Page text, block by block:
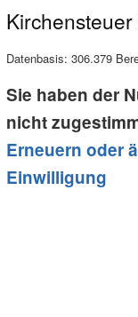
Datenbasis: 306.379
Sie haben der
nicht
Erneuern oder
Einwilligung